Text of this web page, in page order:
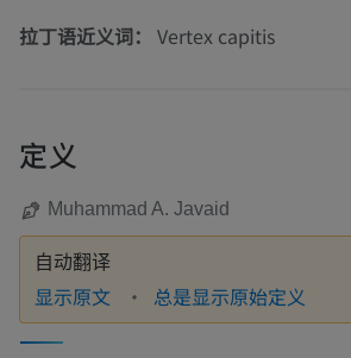
拉丁语近义词： Vertex capitis
定义
Muhammad A. Javaid
自动翻译
显示原文 总是显示原始定义